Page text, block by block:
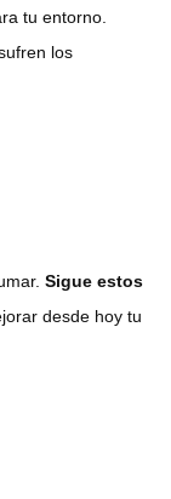
tu entorno.
los
Sigue estos
desde hoy tu